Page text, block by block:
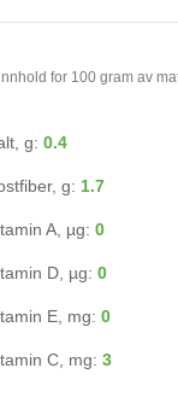
for 100 gram av
g: 0.4
g: 1.7
A, µg: 0
D, µg: 0
E, mg: 0
C, mg: 3